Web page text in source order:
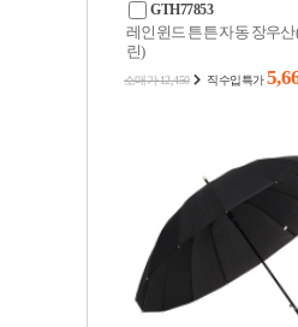
GTH77853
레인윈드 튼튼 자동 장우
린)
소매가 12,450 직수입특가